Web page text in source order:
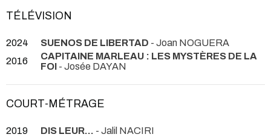
TÉLÉVISION
2024 SUENOS DE LIBERTAD - Joan NOGUERA
2016
CAPITAINE MARLEAU : LES MYSTÈRES DE LA
FOI - Josée DAYAN
COURT-MÉTRAGE
2019 DIS LEUR... - Jalil NACIRI